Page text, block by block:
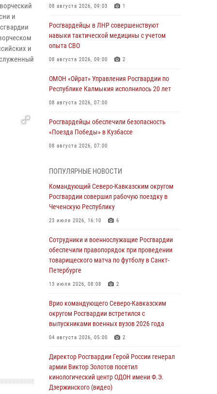
и
и
08 августа 2026, 09:03 1
Росгвардейцы в ЛНР совершенствуют
навыки тактической медицины с учетом
опыта СВО
08 августа 2026, 09:00 2
ОМОН «Ойрат» Управления Росгвардии по
Республике Калмыкия исполнилось 20 лет
08 августа 2026, 07:00
Росгвардейцы обеспечили безопасность
«Поезда Победы» в Кузбассе
08 августа 2026, 07:00
Росгвардии провели турнир по настольному
теннису ко Дню физкультурника
08 августа 2026, 07:00
Военнослужащие Софринской бригады
патриотического проекта «Дорогой
Ломоносова — дорогой к Победе в СВО»
(видео)
08 августа 2026, 07:00
медикам и девушке с ограниченными
возможностями здоровья (видео)
08 августа 2026, 06:32 1
память товарища на тактическом турнире
(видео)
08 августа 2026, 06:15 9 1
ПОПУЛЯРНЫЕ НОВОСТИ
Командующий Северо-Кавказским округом
Росгвардии совершил рабочую поездку в
Чеченскую Республику
23 июля 2026, 16:10 6
Сотрудники и военнослужащие Росгвардии
обеспечили правопорядок при проведении
товарищеского матча по футболу в Санкт-
Петербурге
13 июля 2026, 08:08 2
Врио командующего Северо-Кавказским
округом Росгвардии встретился с
выпускниками военных вузов 2026 года
04 августа 2026, 05:00 2
Директор Росгвардии Герой России генерал
армии Виктор Золотов посетил
кинологический центр ОДОН имени Ф.Э.
Дзержинского (видео)